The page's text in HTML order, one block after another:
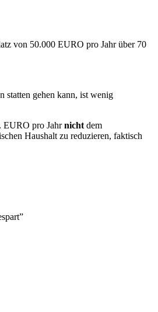
von 50.000 EURO pro Jahr über 70
statten gehen kann, ist wenig
EURO pro Jahrnicht dem
Haushalt zu reduzieren, faktisch